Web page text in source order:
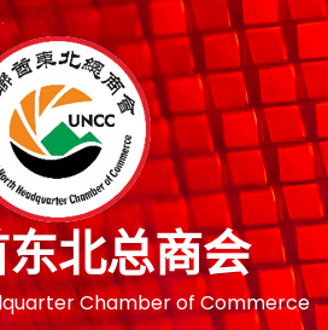
东北总商会
Chamber of Commerce